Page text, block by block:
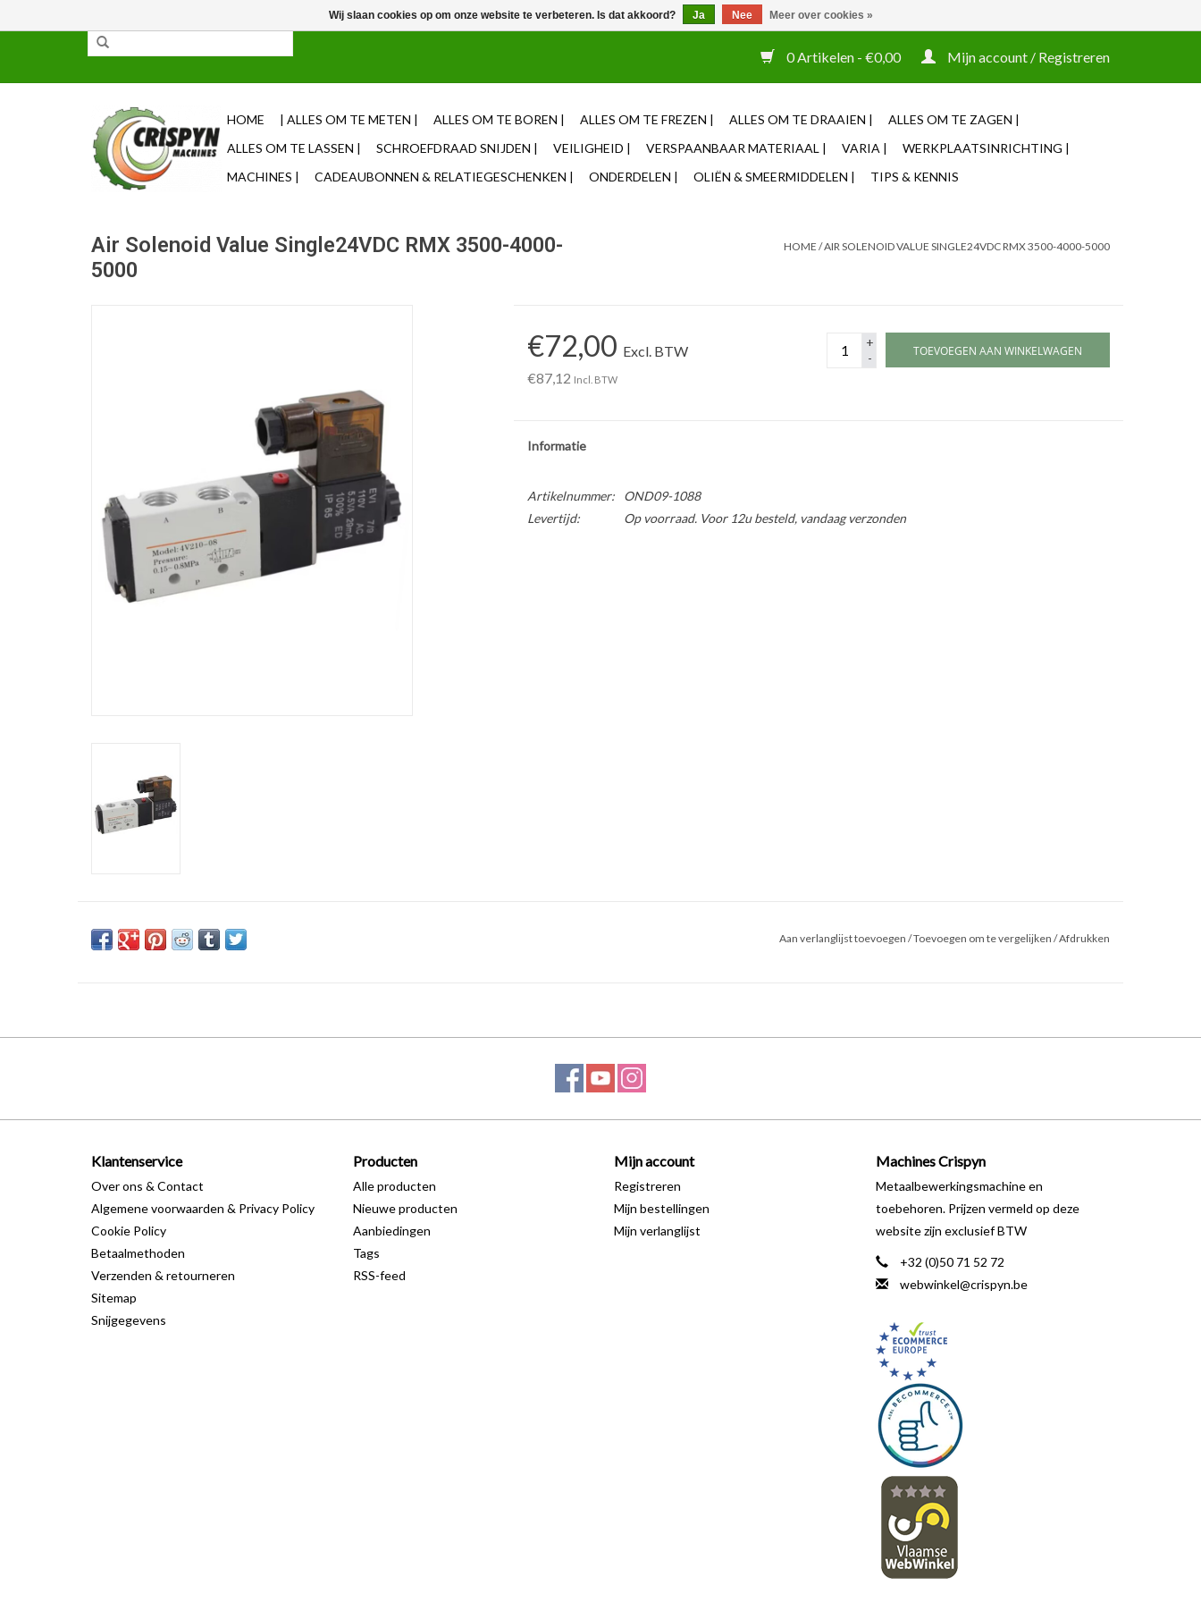
0 Artikelen - €0,00 Mijn account / Registreren
HOME | ALLES OM TE METEN | ALLES OM TE BOREN | ALLES OM TE FREZEN | ALLES OM TE DRAAIEN |
ALLES OM TE ZAGEN |
ALLES OM TE LASSEN |
SCHROEFDRAAD SNIJDEN | VEILIGHEID | VERSPAANBAAR MATERIAAL | VARIA |
WERKPLAATSINRICHTING |
MACHINES |
CADEAUBONNEN & RELATIEGESCHENKEN | ONDERDELEN | OLIËN & SMEERMIDDELEN | TIPS & KENNIS
Air Solenoid Value Single24VDC RMX 3500-4000-
5000
HOME /AIR SOLENOID VALUE SINGLE24VDC RMX 3500-4000-5000
€72,00 Excl. BTW
€87,12 Incl. BTW
+
-
TOEVOEGEN AAN WINKELWAGEN
Informatie
Artikelnummer:
OND09-1088
Levertijd:
Op voorraad. Voor 12u besteld, vandaag verzonden
Aan verlanglijst toevoegen /Toevoegen om te vergelijken /Afdrukken
Klantenservice
Over ons & Contact
Algemene voorwaarden & Privacy Policy
Cookie Policy
Betaalmethoden
Verzenden & retourneren
Sitemap
Snijgegevens
Producten
Alle producten
Nieuwe producten
Aanbiedingen
Tags
RSS-feed
Mijn account
Registreren
Mijn bestellingen
Mijn verlanglijst
Machines Crispyn
Metaalbewerkingsmachine en
toebehoren. Prijzen vermeld op deze
website zijn exclusief BTW
+32 (0)50 71 52 72
webwinkel@crispyn.be
Wij slaan cookies op om onze website te verbeteren. Is dat akkoord? Ja Nee Meer over cookies »
✓ 85% uit voorraad leverbaar ✓ Op werkdagen voor 12u besteld, zelfde dag verzonden ✓ Eigen adviseurs ✓ Naast tooling ook machines Zakelijke login mogelijk